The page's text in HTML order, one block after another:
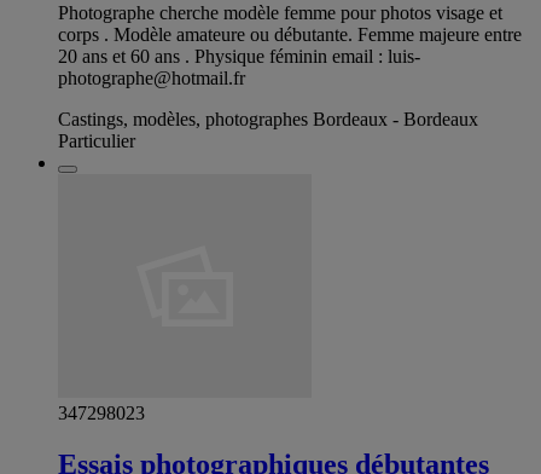
Photographe cherche modèle femme pour photos visage et
corps . Modèle amateure ou débutante. Femme majeure entre
20 ans et 60 ans . Physique féminin email : luis-
photographe@hotmail.fr
Castings, modèles, photographes Bordeaux - Bordeaux
Particulier
347298023
Essais photographiques débutantes